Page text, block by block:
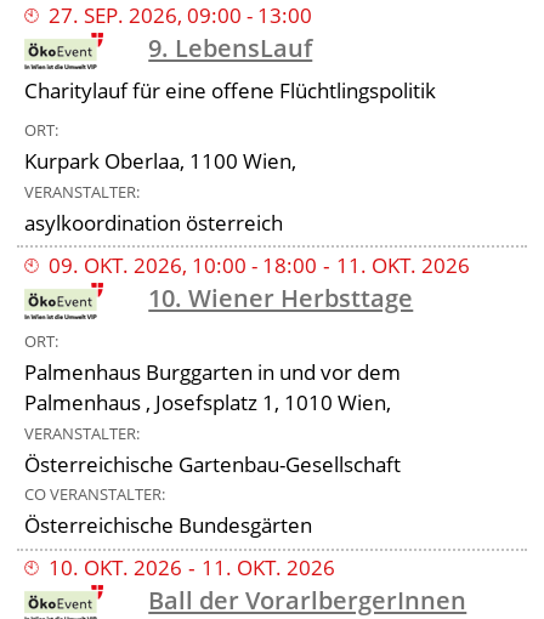
27.SEP.2026,09:00 - 13:00
9. LebensLauf
Charitylauf für eine offene Flüchtlingspolitik
ORT
Kurpark Oberlaa, 1100 Wien,
VERANSTALTER
asylkoordination österreich
09. OKT.2026, 10:00 - 18:00 ‐ 11 . OKT.2026
10. Wiener Herbsttage
ORT
Palmenhaus Burggarten in und vor dem
Palmenhaus , Josefsplatz 1, 1010 Wien,
VERANSTALTER
Österreichische Gartenbau-Gesellschaft
CO VERANSTALTER
Österreichische Bundesgärten
10. OKT.2026 ‐ 11 . OKT.2026
Ball der VorarlbergerInnen